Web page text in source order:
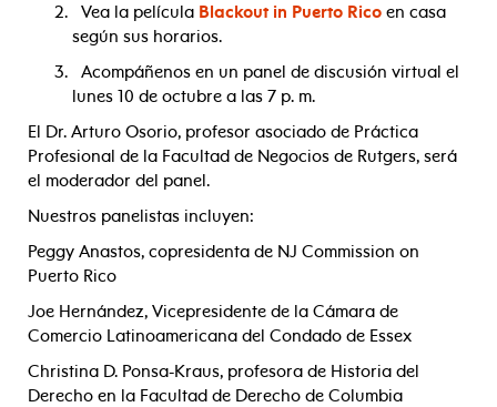
Vea la película Blackout in Puerto Rico en casa
según sus horarios.
Acompáñenos en un panel de discusión virtual el
lunes 10 de octubre a las 7 p. m.
El Dr. Arturo Osorio, profesor asociado de Práctica
Profesional de la Facultad de Negocios de Rutgers, será
el moderador del panel.
Nuestros panelistas incluyen:
Peggy Anastos, copresidenta de NJ Commission on
Puerto Rico
Joe Hernández, Vicepresidente de la Cámara de
Comercio Latinoamericana del Condado de Essex
Christina D. Ponsa-Kraus, profesora de Historia del
Derecho en la Facultad de Derecho de Columbia